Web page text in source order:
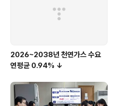
2026~2038년 천연가스 수요
연평균 0.94% ↓